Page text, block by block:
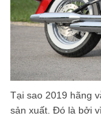
Tại sao 2019 hãng
sản xuất. Đó là bởi